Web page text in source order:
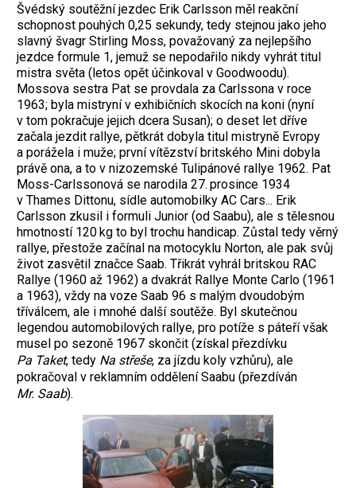
Švédský soutěžní jezdec Erik Carlsson měl reakční
schopnost pouhých 0,25 sekundy, tedy stejnou jako jeho
slavný švagr Stirling Moss, považovaný za nejlepšího
jezdce formule 1, jemuž se nepodařilo nikdy vyhrát titul
mistra světa (letos opět účinkoval v Goodwoodu).
Mossova sestra Pat se provdala za Carlssona v roce
1963; byla mistryní v exhibičních skocích na koni (nyní
v tom pokračuje jejich dcera Susan); o deset let dříve
začala jezdit rallye, pětkrát dobyla titul mistryně Evropy
a porážela i muže; první vítězství britského Mini dobyla
právě ona, a to v nizozemské Tulipánové rallye 1962. Pat
Moss-Carlssonová se narodila 27. prosince 1934
v Thames Dittonu, sídle automobilky AC Cars... Erik
Carlsson zkusil i formuli Junior (od Saabu), ale s tělesnou
hmotností 120 kg to byl trochu handicap. Zůstal tedy věrný
rallye, přestože začínal na motocyklu Norton, ale pak svůj
život zasvětil značce Saab. Třikrát vyhrál britskou RAC
Rallye (1960 až 1962) a dvakrát Rallye Monte Carlo (1961
a 1963), vždy na voze Saab 96 s malým dvoudobým
tříválcem, ale i mnohé další soutěže. Byl skutečnou
legendou automobilových rallye, pro potíže s páteří však
musel po sezoně 1967 skončit (získal přezdívku
Pa Taket, tedy Na střeše, za jízdu koly vzhůru), ale
pokračoval v reklamním oddělení Saabu (přezdíván
Mr. Saab).